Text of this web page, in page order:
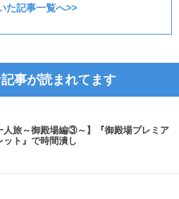
た記事一覧へ>>
事が読まれてます
人旅～御殿場編③～】『御殿場プレミア
ット』で時間潰し